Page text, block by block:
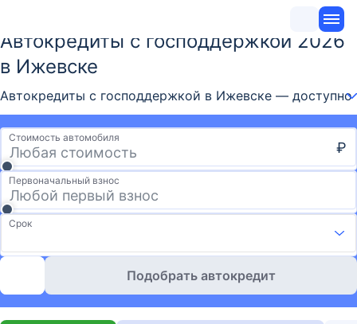
Автокредиты с господдержкой 2026
в Ижевске
Автокредиты с господдержкой в Ижевске —
Стоимость автомобиля
₽
Первоначальный взнос
Срок
Подобрать автокредит